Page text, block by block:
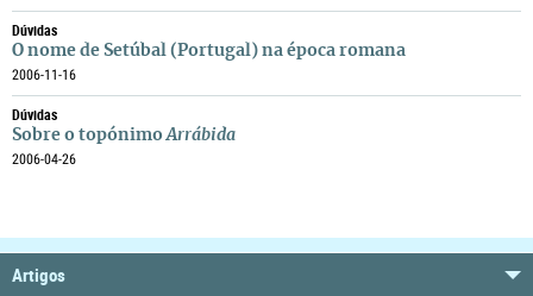
Dúvidas
O nome de Setúbal (Portugal) na época romana
2006-11-16
Dúvidas
Sobre o topónimoArrábida
2006-04-26
Artigos